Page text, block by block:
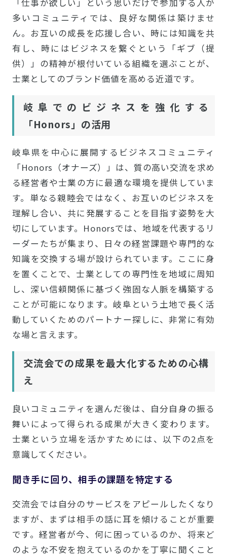
多いコミュニティでは、良好な関係は築けませ
ん。お互いの成長を応援し合い、時には知識を共
有し、時にはビジネスを繋ぐという「ギブ（提
供）」の精神が根付いている組織を選ぶことが、
士業としてのブランド価値を高める近道です。
岐阜でのビジネスを強化する
「Honors」の活用
岐阜県を中心に展開するビジネスコミュニティ
「Honors（オナーズ）」は、質の高い交流を求め
る経営者や士業の方に最適な環境を提供していま
す。単なる親睦会ではなく、お互いのビジネスを
理解し合い、共に発展することを目指す姿勢を大
切にしています。Honorsでは、地域を代表するリ
ーダーたちが集まり、日々の経営課題や専門的な
知識を交換する場が設けられています。ここに身
を置くことで、士業としての専門性を地域に周知
し、深い信頼関係に基づく強固な人脈を構築する
ことが可能になります。岐阜という土地で長く活
動していくためのパートナー探しに、非常に有効
な場と言えます。
交流会での成果を最大化するための心構
え
良いコミュニティを選んだ後は、自分自身の振る
舞いによって得られる成果が大きく変わります。
士業という立場を活かすためには、以下の2点を
意識してください。
聞き手に回り、相手の課題を特定する
交流会では自分のサービスをアピールしたくなり
ますが、まずは相手の話に耳を傾けることが重要
です。経営者が今、何に困っているのか、将来ど
のような不安を抱えているのかを丁寧に聞くこと